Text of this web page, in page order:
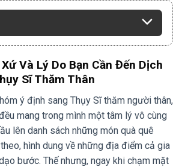
Và Lý Do Bạn Cần Đến Dịch
Sĩ Thăm Thân
ý định sang Thụy Sĩ thăm người thân,
mang trong mình một tâm lý vô cùng
lên danh sách những món quà quê
hình dung về những địa điểm cả gia
bước. Thế nhưng, ngay khi chạm mặt